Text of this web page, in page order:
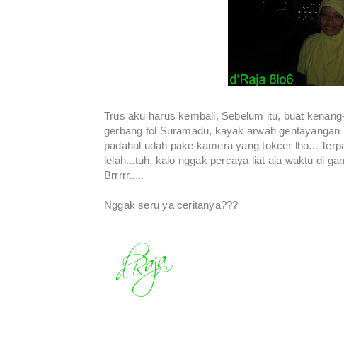
Trus aku harus kembali, Sebelum itu, buat
gerbang tol Suramadu, kayak arwah
padahal udah pake kamera yang tokcer lho...
lelah...tuh, kalo nggak percaya liat aja waktu di
Brrrrr.....
Nggak seru ya ceritanya???